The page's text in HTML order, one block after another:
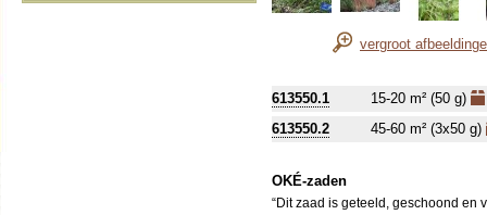
vergroot
613550.1
15-20 m² (50 g)
613550.2
45-60 m² (3x50 g)
OKÉ-zaden
“Dit zaad is geteeld, geschoond en